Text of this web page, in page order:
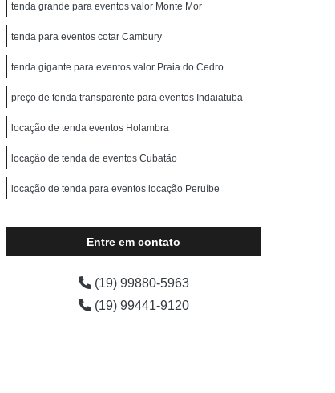
tenda grande para eventos valor Monte Mor
tenda para eventos cotar Cambury
tenda gigante para eventos valor Praia do Cedro
preço de tenda transparente para eventos Indaiatuba
locação de tenda eventos Holambra
locação de tenda de eventos Cubatão
locação de tenda para eventos locação Peruíbe
Entre em contato
(19) 99880-5963
(19) 99441-9120